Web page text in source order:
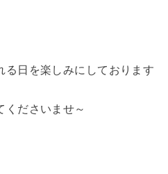
る日を楽しみにしております
くださいませ～